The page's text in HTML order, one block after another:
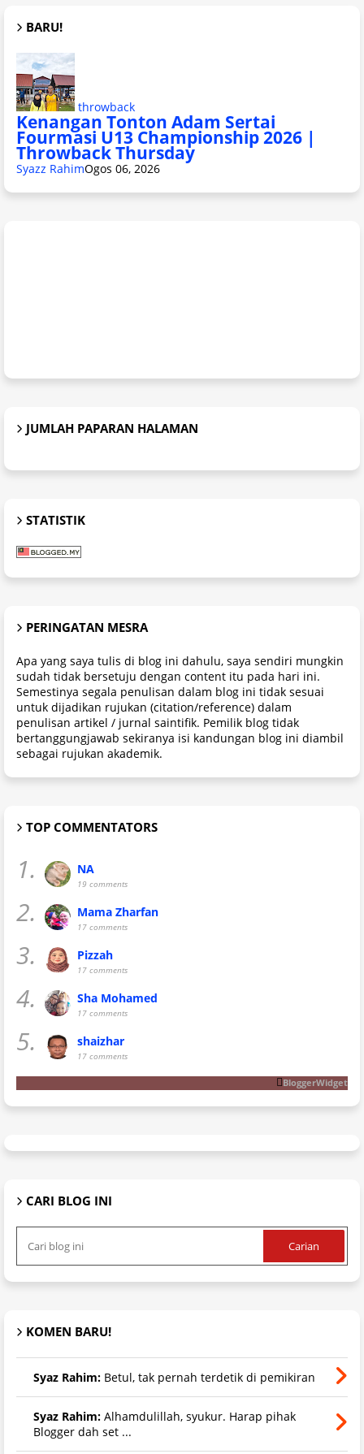
BARU!
throwback
Kenangan Tonton Adam Sertai
Fourmasi U13 Championship 2026 |
Throwback Thursday
Syazz RahimOgos 06, 2026
JUMLAH PAPARAN HALAMAN
STATISTIK
PERINGATAN MESRA
Apa yang saya tulis di blog ini dahulu, saya sendiri mungkin
sudah tidak bersetuju dengan content itu pada hari ini.
Semestinya segala penulisan dalam blog ini tidak sesuai
untuk dijadikan rujukan (citation/reference) dalam
penulisan artikel / jurnal saintifik. Pemilik blog tidak
bertanggungjawab sekiranya isi kandungan blog ini diambil
sebagai rujukan akademik.
TOP COMMENTATORS
1. NA
19 comments
2. Mama Zharfan
17 comments
3. Pizzah
17 comments
4. Sha Mohamed
17 comments
5. shaizhar
17 comments
BloggerWidget
CARI BLOG INI
KOMEN BARU!
Syaz Rahim: Betul, tak pernah terdetik di pemikiran
Syaz Rahim: Alhamdulillah, syukur. Harap pihak
Blogger dah set ...